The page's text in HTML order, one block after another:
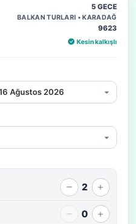
5 GECE
BALKAN TURLARI • KARADAĞ
9623
Kesin kalkışlı
2
0